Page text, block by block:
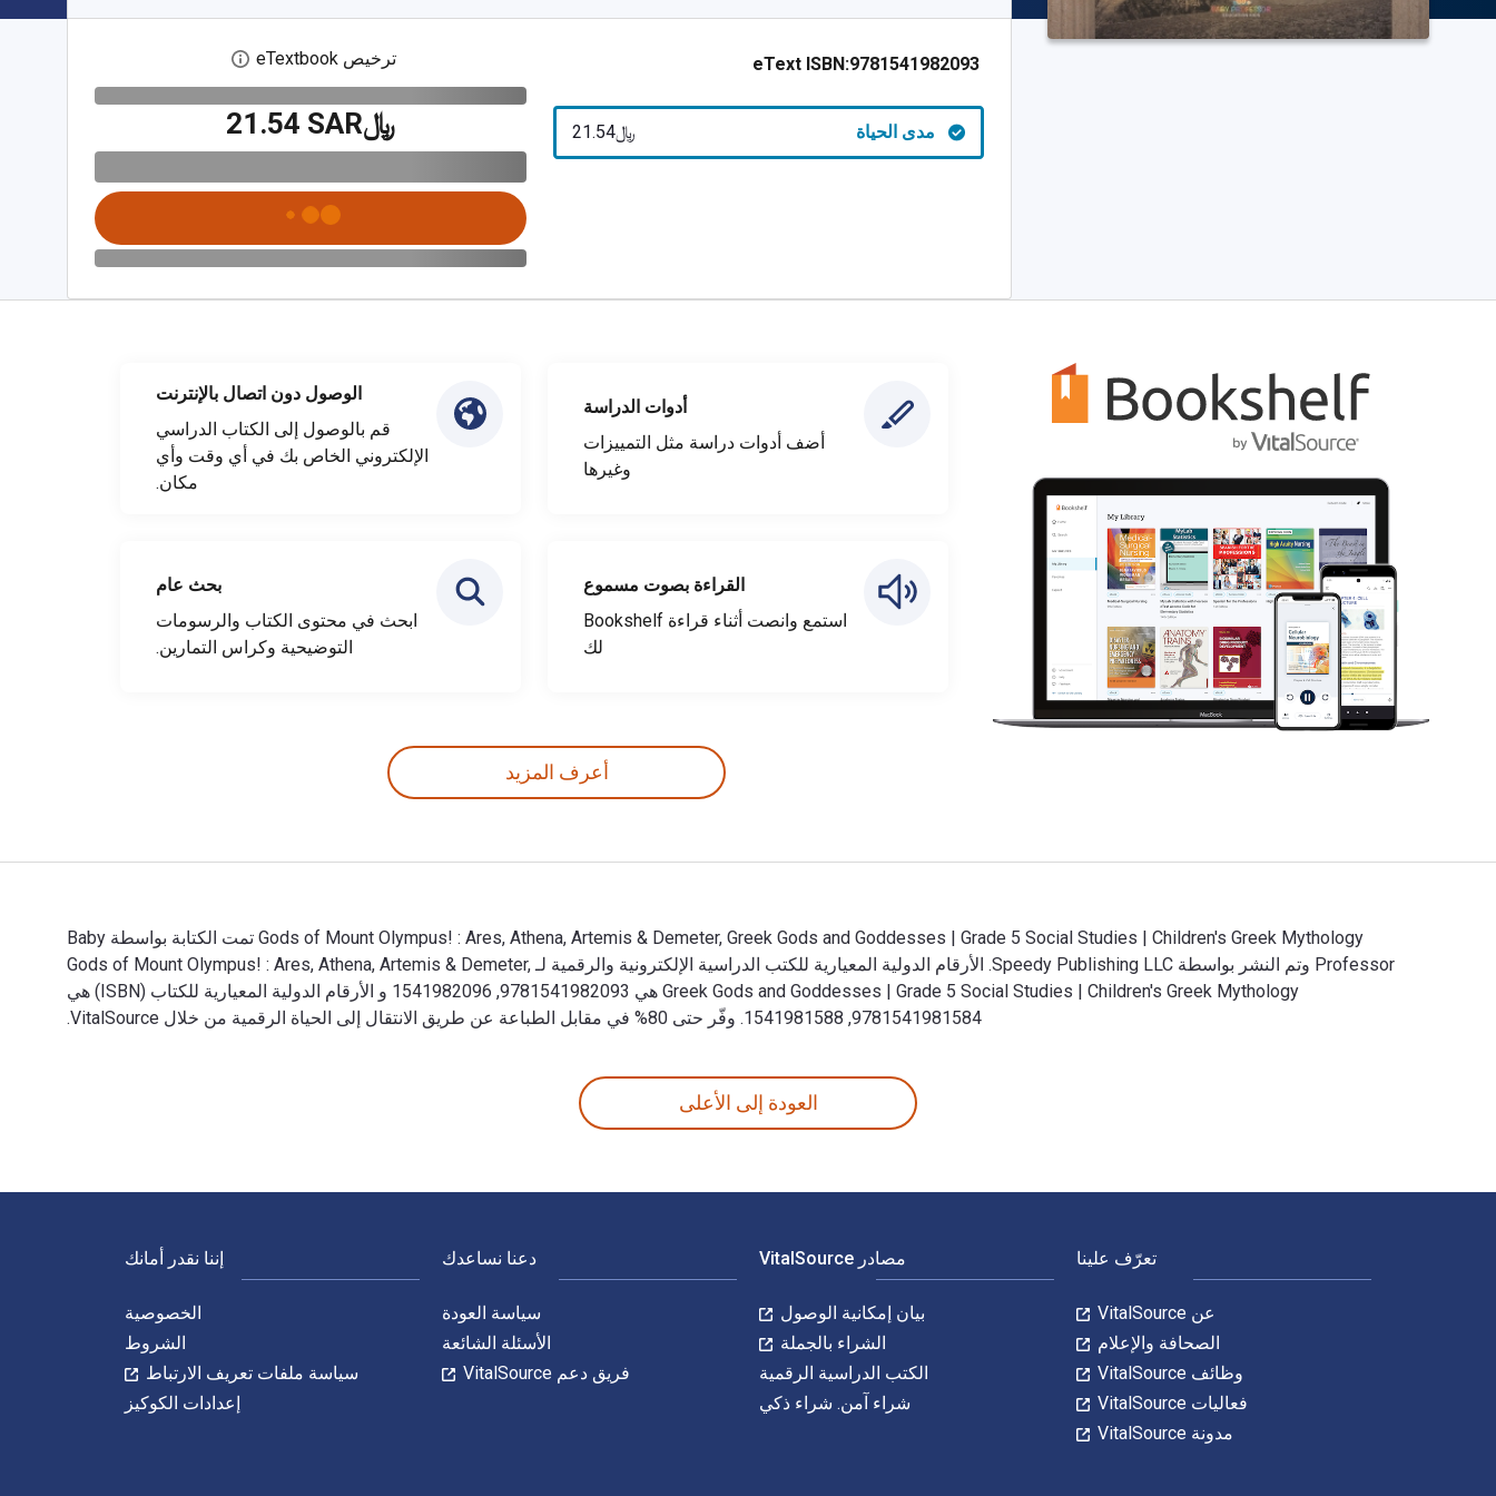
eText ISBN:9781541982093
مدى الحياة ﷼‎21.54
ترخيص eTextbook افتح مربع حوار الترخيص
﷼‎21.54 SAR
أدوات الدراسة
أضف أدوات دراسة مثل التمييزات
وغيرها
القراءة بصوت مسموع
استمع وانصت أثناء قراءة Bookshelf
لك
الوصول دون اتصال بالإنترنت
قم بالوصول إلى الكتاب الدراسي
الإلكتروني الخاص بك في أي وقت وأي
مكان.
بحث عام
ابحث في محتوى الكتاب والرسومات
التوضيحية وكراس التمارين.
أعرف المزيد
Gods of Mount Olympus! : Ares, Athena, Artemis & Demeter, Greek Gods and Goddesses | Grade 5 Social Studies | Children's Greek Mythology تمت الكتابة بواسطة Baby
Professor وتم النشر بواسطة Speedy Publishing LLC. الأرقام الدولية المعيارية للكتب الدراسية الإلكترونية والرقمية لـ Gods of Mount Olympus! : Ares, Athena, Artemis & Demeter,
Greek Gods and Goddesses | Grade 5 Social Studies | Children's Greek Mythology هي 9781541982093, 1541982096 و الأرقام الدولية المعيارية للكتاب (ISBN) هي
9781541981584, 1541981588. وفّر حتى 80% في مقابل الطباعة عن طريق الانتقال إلى الحياة الرقمية من خلال VitalSource.
العودة إلى الأعلى
تعرّف علينا
عن VitalSource
الصحافة والإعلام
وظائف VitalSource
فعاليات VitalSource
مدونة VitalSource
مصادر VitalSource
بيان إمكانية الوصول
الشراء بالجملة
الكتب الدراسية الرقمية
شراء آمن. شراء ذكي
دعنا نساعدك
سياسة العودة
الأسئلة الشائعة
فريق دعم VitalSource
إننا نقدر أمانك
الخصوصية
الشروط
سياسة ملفات تعريف الارتباط
إعدادات الكوكيز